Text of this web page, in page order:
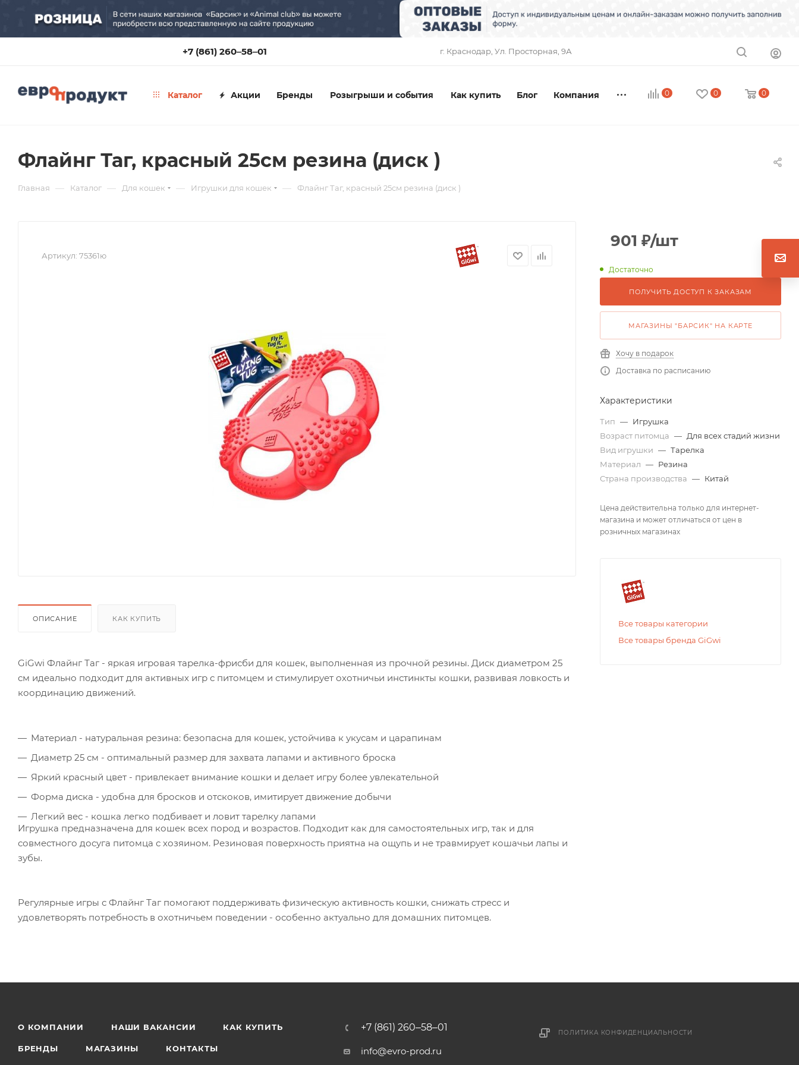
+7 (861) 260‒58‒01 г. Краснодар, ​Ул. Просторная, 9А
0 0 0
Каталог Акции Бренды Розыгрыши и события Как купить Блог Компания
Флайнг Таг, красный 25см резина (диск )
Главная — Каталог — Для кошек — Игрушки для кошек — Флайнг Таг, красный 25см резина (диск )
Артикул: 75361ю
ОПИСАНИЕ КАК КУПИТЬ
GiGwi Флайнг Таг - яркая игровая тарелка-фрисби для кошек, выполненная из прочной резины. Диск диаметром 25
см идеально подходит для активных игр с питомцем и стимулирует охотничьи инстинкты кошки, развивая ловкость и
координацию движений.
Материал - натуральная резина: безопасна для кошек, устойчива к укусам и царапинам
Диаметр 25 см - оптимальный размер для захвата лапами и активного броска
Яркий красный цвет - привлекает внимание кошки и делает игру более увлекательной
Форма диска - удобна для бросков и отскоков, имитирует движение добычи
Легкий вес - кошка легко подбивает и ловит тарелку лапами
Игрушка предназначена для кошек всех пород и возрастов. Подходит как для самостоятельных игр, так и для
совместного досуга питомца с хозяином. Резиновая поверхность приятна на ощупь и не травмирует кошачьи лапы и
зубы.
Регулярные игры с Флайнг Таг помогают поддерживать физическую активность кошки, снижать стресс и
удовлетворять потребность в охотничьем поведении - особенно актуально для домашних питомцев.
901 ₽/шт
Достаточно
ПОЛУЧИТЬ ДОСТУП К ЗАКАЗАМ
МАГАЗИНЫ "БАРСИК" НА КАРТЕ
Хочу в подарок
Доставка по расписанию
Характеристики
Тип — Игрушка
Возраст питомца — Для всех стадий жизни
Вид игрушки — Тарелка
Материал — Резина
Страна производства — Китай
Цена действительна только для интернет-
магазина и может отличаться от цен в
розничных магазинах
Все товары категории
Все товары бренда GiGwi
О КОМПАНИИ НАШИ ВАКАНСИИ КАК КУПИТЬ
БРЕНДЫ МАГАЗИНЫ КОНТАКТЫ
+7 (861) 260‒58‒01
info@evro-prod.ru
ПОЛИТИКА КОНФИДЕНЦИАЛЬНОСТИ